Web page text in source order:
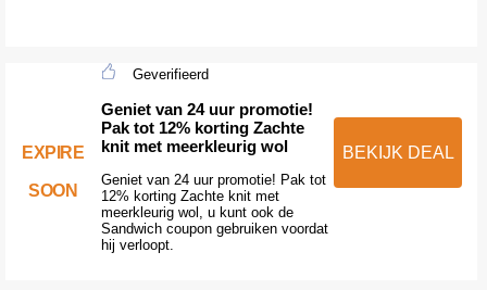
EXPIRE
SOON
Geverifieerd
Geniet van 24 uur promotie!
Pak tot 12% korting Zachte
knit met meerkleurig wol
Geniet van 24 uur promotie! Pak tot
12% korting Zachte knit met
meerkleurig wol, u kunt ook de
Sandwich coupon gebruiken voordat
hij verloopt.
BEKIJK DEAL